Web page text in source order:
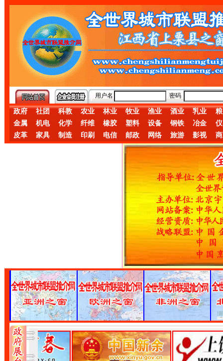
用户名 密码
政府 社团 科教 农业 林业 牧业 渔业 酒业 乳业
金属
机电 化学 纤维 橡胶 塑料 设备 钢铁 冶金
皮革
家具 制造 印刷 电信 邮政 网络 旅游 影视